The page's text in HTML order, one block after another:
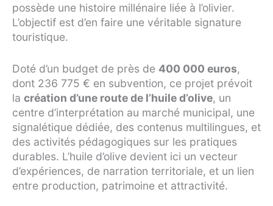
possède une histoire millénaire liée à l’olivier.
L’objectif est d’en faire une véritable signature
touristique.
Doté d’un budget de près de 400 000 euros,
dont 236 775 € en subvention, ce projet prévoit
la création d’une route de l’huile d’olive, un
centre d’interprétation au marché municipal, une
signalétique dédiée, des contenus multilingues, et
des activités pédagogiques sur les pratiques
durables. L’huile d’olive devient ici un vecteur
d’expériences, de narration territoriale, et un lien
entre production, patrimoine et attractivité.